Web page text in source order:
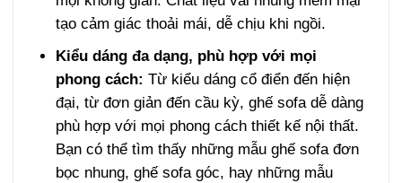
tạo cảm giác thoải mái, dễ chịu khi ngồi.
Kiểu dáng đa dạng, phù hợp với mọi
phong cách: Từ kiểu dáng cổ điển đến hiện
đại, từ đơn giản đến cầu kỳ, ghế sofa dễ dàng
phù hợp với mọi phong cách thiết kế nội thất.
Bạn có thể tìm thấy những mẫu ghế sofa đơn
bọc nhung, ghế sofa góc, hay những mẫu